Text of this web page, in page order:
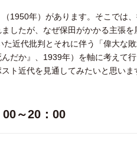
1950年）があります。そこでは
したが、なぜ保田がかかる主張
近代批判とそれに伴う「偉大な
だか』、1939年）を軸に考えて
ト近代を見通してみたいと思いま
～20：00